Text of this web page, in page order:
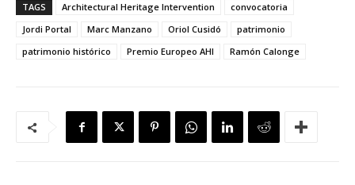
TAGS Architectural Heritage Intervention
convocatoria
Jordi Portal
Marc Manzano Oriol Cusidó
patrimonio
patrimonio histórico
Premio Europeo AHI Ramón Calonge